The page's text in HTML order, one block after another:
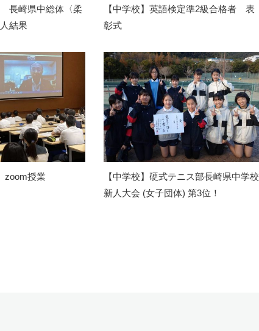
長崎県中総体〈柔
結果
【中学校】英語検定準2級合格者 表
彰式
zoom授業
【中学校】硬式テニス部長崎県中学校
新人大会 (女子団体) 第3位！